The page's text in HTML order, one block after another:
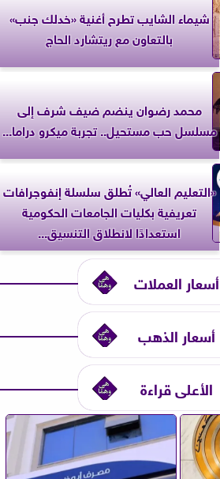
شيماء الشايب تطرح أغنية «خدلك جنب»
بالتعاون مع ريتشارد الحاج
محمد رضوان ينضم ضيف شرف إلى
مسلسل حب مستحيل.. تجربة ميكرو دراما...
«التعليم العالي» تُطلق سلسلة إنفوجرافات
تعريفية بكليات الجامعات الحكومية
استعدادًا لانطلاق التنسيق...
أسعار العملات
أسعار الذهب
الأعلى قراءة